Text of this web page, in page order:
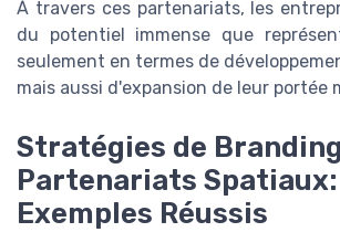
À travers ces partenariats, les
du potentiel immense que
seulement en termes de
mais aussi d'expansion de leur portée
Stratégies de
Partenariats Spatiaux:
Exemples Réussis